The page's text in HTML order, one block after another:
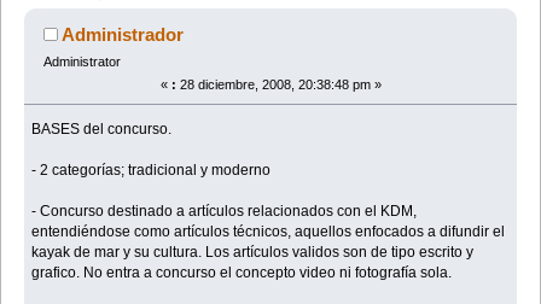
Administrador
Administrator
« : 28 diciembre, 2008, 20:38:48 pm »
BASES del concurso.
- 2 categorías; tradicional y moderno
- Concurso destinado a artículos relacionados con el KDM,
entendiéndose como artículos técnicos, aquellos enfocados a difundir el
kayak de mar y su cultura. Los artículos validos son de tipo escrito y
grafico. No entra a concurso el concepto video ni fotografía sola.